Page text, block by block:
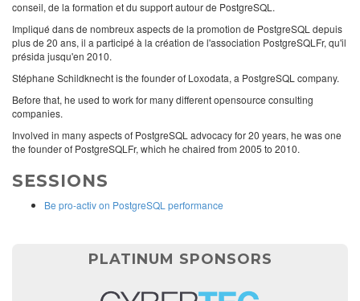
conseil, de la formation et du support autour de PostgreSQL.
Impliqué dans de nombreux aspects de la promotion de PostgreSQL depuis
plus de 20 ans, il a participé à la création de l'association PostgreSQLFr, qu'il
présida jusqu'en 2010.
Stéphane Schildknecht is the founder of Loxodata, a PostgreSQL company.
Before that, he used to work for many different opensource consulting
companies.
Involved in many aspects of PostgreSQL advocacy for 20 years, he was one
the founder of PostgreSQLFr, which he chaired from 2005 to 2010.
SESSIONS
Be pro-activ on PostgreSQL performance
PLATINUM SPONSORS